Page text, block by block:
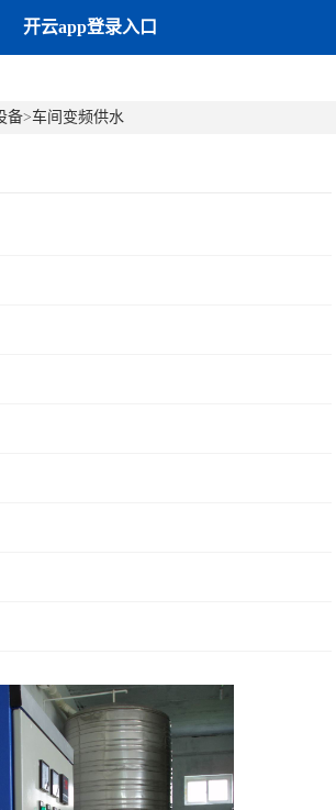
开云app登录入口
备>车间变频供水